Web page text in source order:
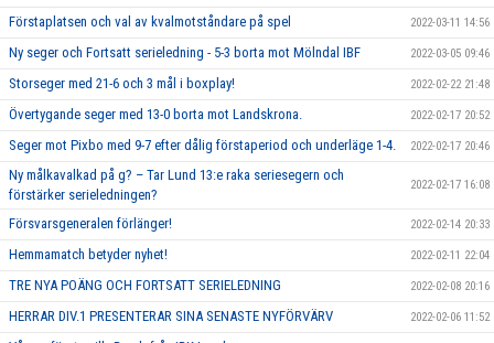
Förstaplatsen och val av kvalmotståndare på spel 2022-03-11 14:56
Ny seger och Fortsatt serieledning - 5-3 borta mot Mölndal IBF 2022-03-05 09:46
Storseger med 21-6 och 3 mål i boxplay! 2022-02-22 21:48
Övertygande seger med 13-0 borta mot Landskrona. 2022-02-17 20:52
Seger mot Pixbo med 9-7 efter dålig förstaperiod och underläge 1-4. 2022-02-17 20:46
Ny målkavalkad på g? – Tar Lund 13:e raka seriesegern och
förstärker serieledningen?
2022-02-17 16:08
Försvarsgeneralen förlänger! 2022-02-14 20:33
Hemmamatch betyder nyhet! 2022-02-11 22:04
TRE NYA POÄNG OCH FORTSATT SERIELEDNING 2022-02-08 20:16
HERRAR DIV.1 PRESENTERAR SINA SENASTE NYFÖRVÄRV 2022-02-06 11:52